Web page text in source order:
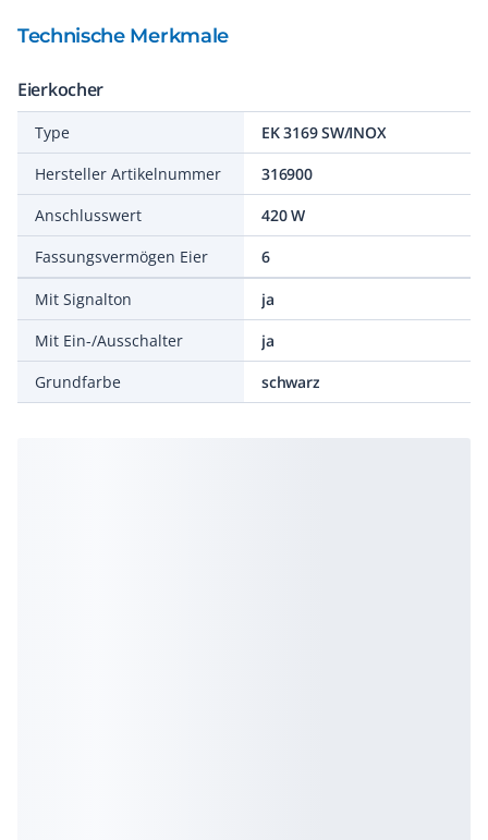
Technische Merkmale
Eierkocher
Type
EK 3169 SW/INOX
Hersteller Artikelnummer
316900
Anschlusswert
420 W
Fassungsvermögen Eier
6
Mit Signalton
ja
Mit Ein-/Ausschalter
ja
Grundfarbe
schwarz